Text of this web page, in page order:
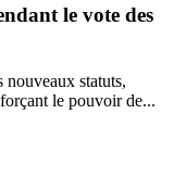
le vote des
statuts,
le pouvoir de...